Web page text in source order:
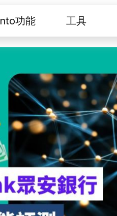
功能 工具